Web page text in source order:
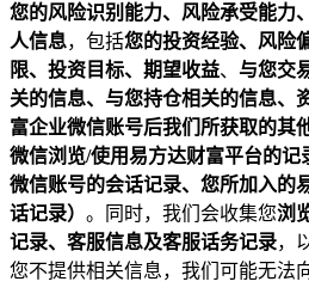
您的风险识别能力、风险承受能力
人信息，包括您的投资经验、风险
限、投资目标、期望收益、 与您交
关的信息、与您持仓相关的信息、
富企业微信账号后我们所获取的其
微信浏览/使用易方达财富平台的记
微信账号的会话记录、您所加入的
话记录） 。同时，我们会收集您浏
记录、客服信息及客服话务记录，
您不提供相关信息，我们可能无法